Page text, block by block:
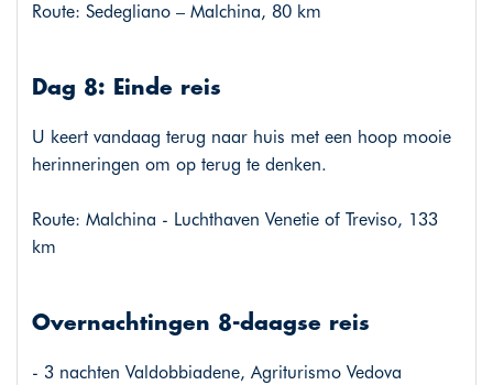
Route: Sedegliano – Malchina, 80 km
Dag 8: Einde reis
U keert vandaag terug naar huis met een hoop mooie
herinneringen om op terug te denken.
Route: Malchina - Luchthaven Venetie of Treviso, 133
km
Overnachtingen 8-daagse reis
- 3 nachten Valdobbiadene, Agriturismo Vedova